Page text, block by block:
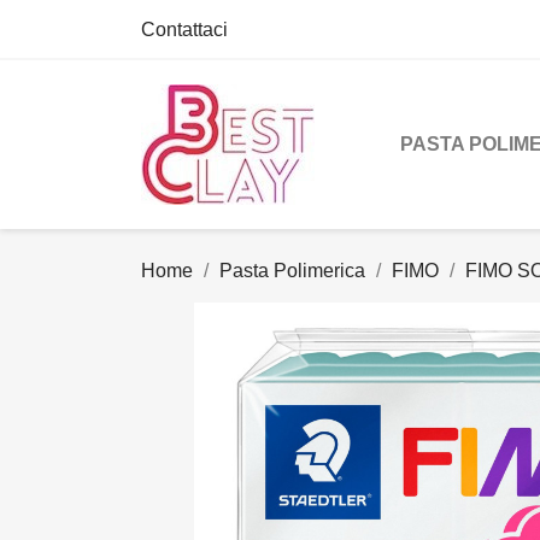
Contattaci
PASTA
Home Pasta Polimerica FIMO FIMO